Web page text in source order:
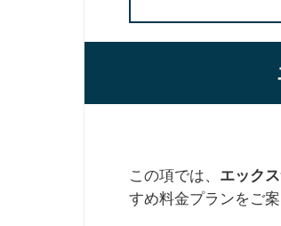
この項では、 エック
すめ料金プランをご案